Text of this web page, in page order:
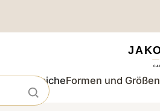
OrientteppicheFormen und Größen